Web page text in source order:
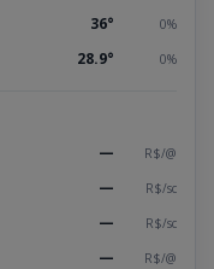
36° 0%
28.9° 0%
— R$/@
— R$/sc
— R$/sc
— R$/@